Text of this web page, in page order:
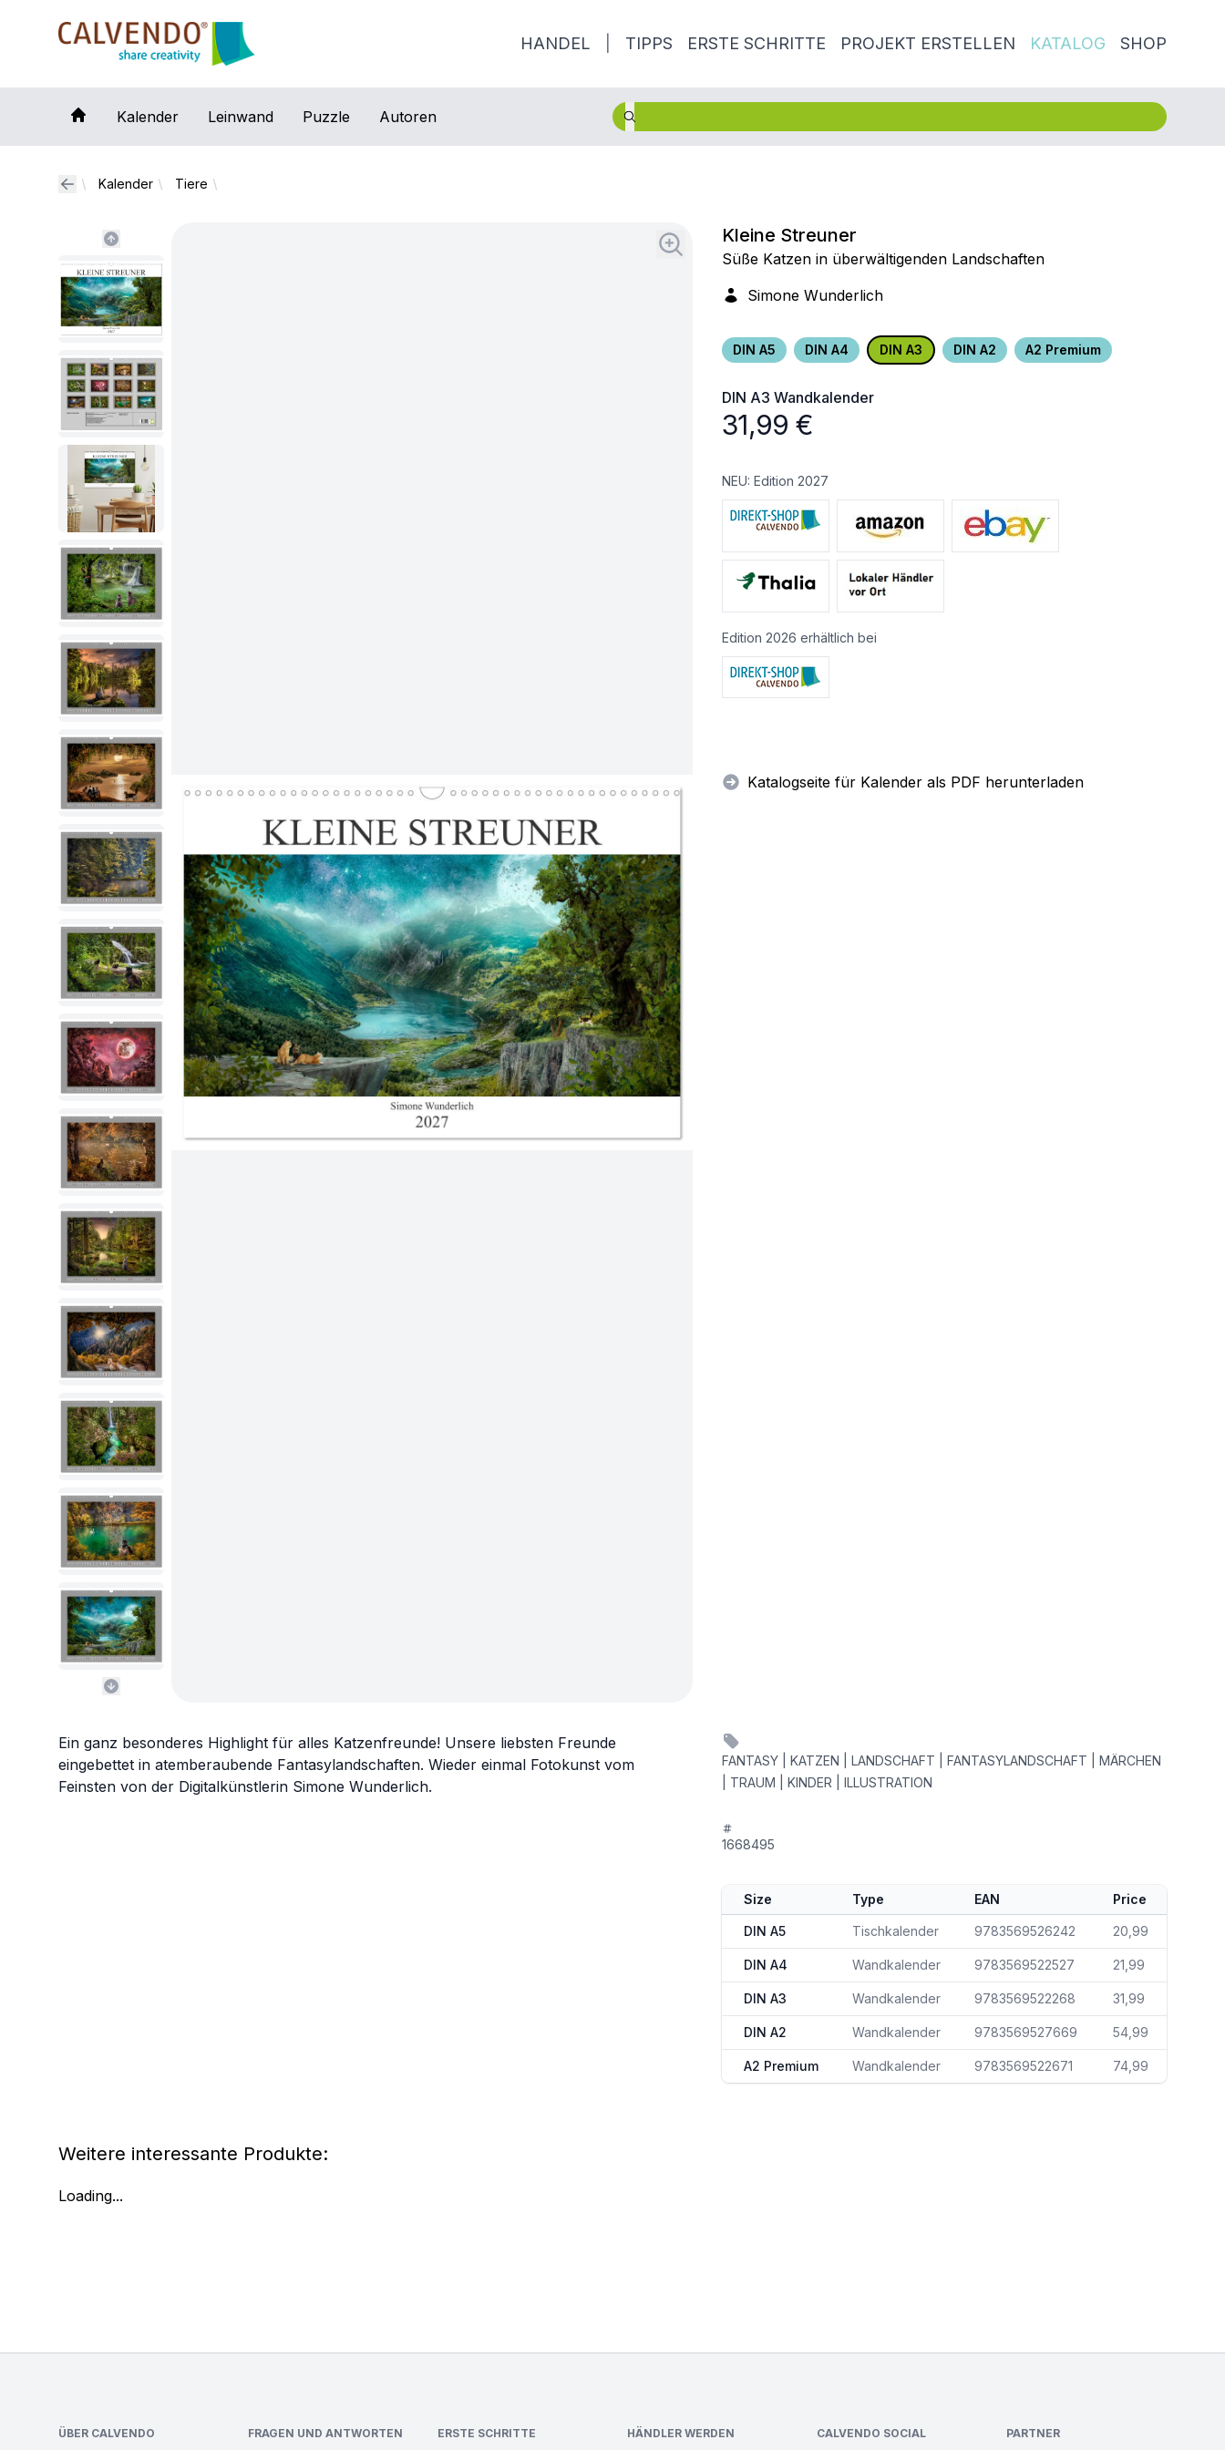
Calvendo
HANDEL TIPPS ERSTE SCHRITTE PROJEKT ERSTELLEN KATALOG SHOP
Kalender Leinwand Puzzle Autoren
Kalender Tiere
Kleine Streuner
Süße Katzen in überwältigenden Landschaften
Simone Wunderlich
DIN A5 DIN A4 DIN A3 DIN A2 A2 Premium
DIN A3 Wandkalender
31,99 €
NEU: Edition 2027
Edition 2026 erhältlich bei
Katalogseite für Kalender als PDF herunterladen
Ein ganz besonderes Highlight für alles Katzenfreunde! Unsere liebsten Freunde
eingebettet in atemberaubende Fantasylandschaften. Wieder einmal Fotokunst vom
Feinsten von der Digitalkünstlerin Simone Wunderlich.
FANTASY | KATZEN | LANDSCHAFT | FANTASYLANDSCHAFT | MÄRCHEN
| TRAUM | KINDER | ILLUSTRATION
1668495
Size Type EAN Price
DIN A5 Tischkalender 9783569526242 20,99
DIN A4 Wandkalender 9783569522527 21,99
DIN A3 Wandkalender 9783569522268 31,99
DIN A2 Wandkalender 9783569527669 54,99
A2 Premium Wandkalender 9783569522671 74,99
Weitere interessante Produkte:
Loading...
ÜBER CALVENDO FRAGEN UND ANTWORTEN ERSTE SCHRITTE HÄNDLER WERDEN CALVENDO SOCIAL PARTNER